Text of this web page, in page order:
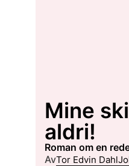
Mine
aldri!
roman om en
AvTor Edvin Dahl